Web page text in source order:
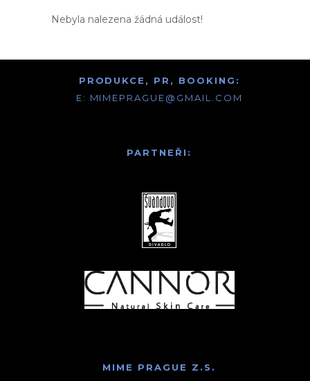
Nebyla nalezena žádná událost!
PRODUKCE, PR, BOOKING:
E: MIMEPRAGUE@GMAIL.COM
PARTNEŘI:
MIME PRAGUE Z.S.